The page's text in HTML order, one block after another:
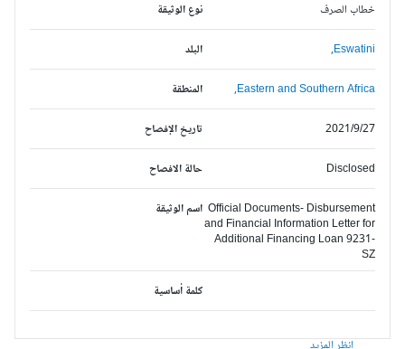
نوع الوثيقة خطاب الصرف
البلد Eswatini,
المنطقة Eastern and Southern Africa,
تاريخ الإفصاح 2021/9/27
حالة الافصاح Disclosed
اسم الوثيقة Official Documents- Disbursement
and Financial Information Letter for
Additional Financing Loan 9231-
كلمة أساسية